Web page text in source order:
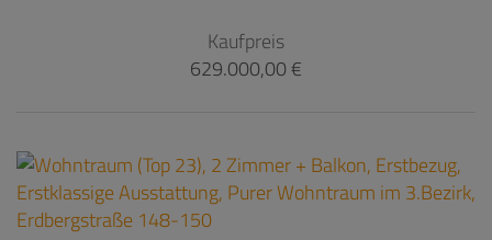
Kaufpreis
629.000,00 €